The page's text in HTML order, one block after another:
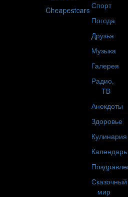
CheapestcarsСпорт
Погода
Друзья
Музыка
Галерея
Радио,
ТВ
Анекдоты
Здоровье
Кулинария
Календарь
Сказочный
мир